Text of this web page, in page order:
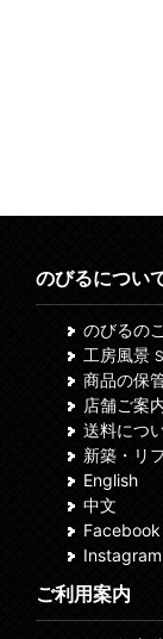
のびるについ
のびるの
工房風景
商品の保
店舗ご案
送料につ
新築・リ
English
中文
Facebook
Instagram
ご利用案内